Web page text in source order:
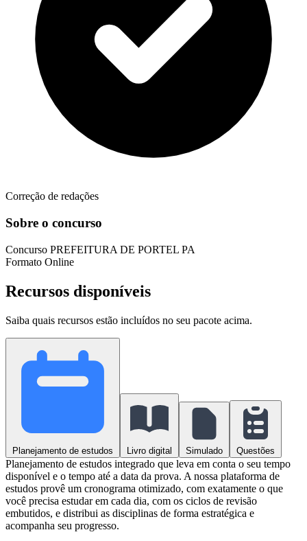
Correção de redações
Sobre o concurso
Concurso PREFEITURA DE PORTEL PA
Formato Online
Recursos disponíveis
Saiba quais recursos estão incluídos no seu pacote acima.
Planejamento de estudos Livro digital Simulado Questões
Planejamento de estudos integrado que leva em conta o seu tempo
disponível e o tempo até a data da prova. A nossa plataforma de
estudos provê um cronograma otimizado, com exatamente o que
você precisa estudar em cada dia, com os ciclos de revisão
embutidos, e distribui as disciplinas de forma estratégica e
acompanha seu progresso.